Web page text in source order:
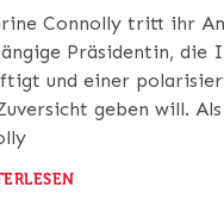
Connolly tritt ihr
Präsidentin, die
und einer
geben will.